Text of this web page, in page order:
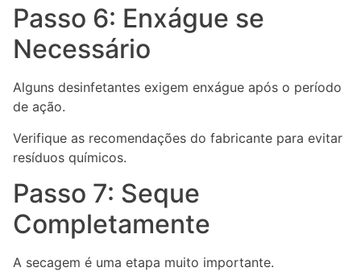
Passo 6: Enxágue se
Necessário
Alguns desinfetantes exigem enxágue após o período
de ação.
Verifique as recomendações do fabricante para evitar
resíduos químicos.
Passo 7: Seque
Completamente
A secagem é uma etapa muito importante.